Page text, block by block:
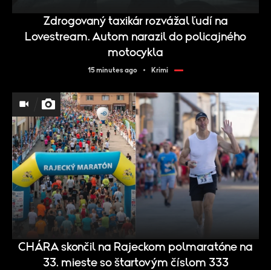
Zdrogovaný taxikár rozvážal ľudí na
Lovestream. Autom narazil do policajného
motocykla
15 minutes ago Krimi
CHÁRA skončil na Rajeckom polmaratóne na
33. mieste so štartovým číslom 333